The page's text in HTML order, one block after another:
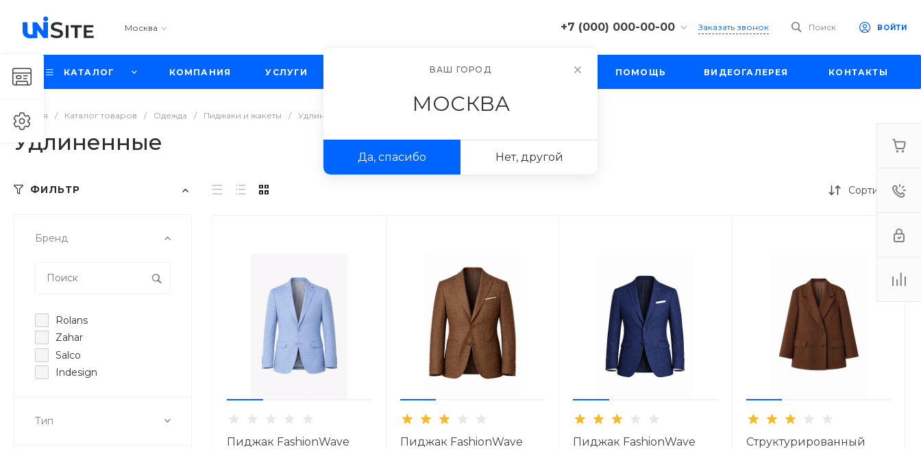
Москва +7 (000) 000-00-00
г. Москва, ул. Шапкина,
Заказать звонок Поиск ВОЙТИ
КАТАЛОГ КОМПАНИЯ УСЛУГИ ПРОЕКТЫ ФОТОГАЛЕРЕЯ ПОМОЩЬ ВИДЕОГАЛЕРЕЯ КОНТАКТЫ
Главная / Каталог товаров / Одежда / Пиджаки и жакеты / Удлиненные
Удлиненные
ФИЛЬТР
Бренд
Rolans
Zahar
Salco
Indesign
Тип
Сортировка
Пиджак FashionWave Пиджак FashionWave Пиджак FashionWave
Структурированный
ВАШ ГОРОД
МОСКВА
Да, спасибо Нет, другой